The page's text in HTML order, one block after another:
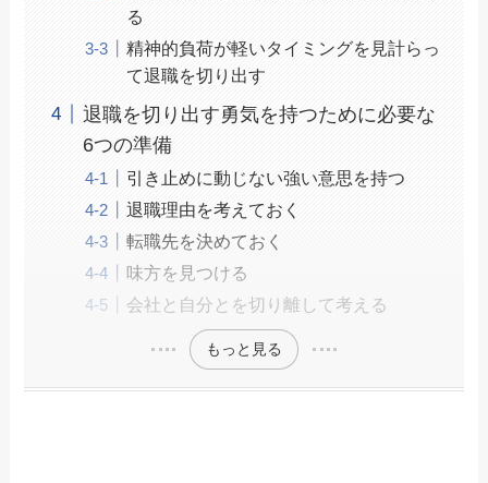
る
精神的負荷が軽いタイミングを見計らっ
て退職を切り出す
退職を切り出す勇気を持つために必要な
6つの準備
引き止めに動じない強い意思を持つ
退職理由を考えておく
転職先を決めておく
味方を見つける
会社と自分とを切り離して考える
もっと見る